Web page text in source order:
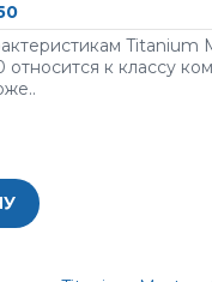
Titanium
относится к классу